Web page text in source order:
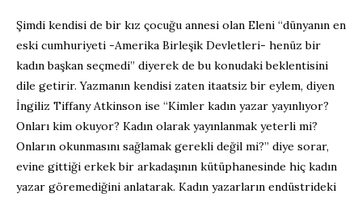
Şimdi kendisi de bir kız çocuğu annesi olan Eleni “dünyanın en
eski cumhuriyeti -Amerika Birleşik Devletleri- henüz bir
kadın başkan seçmedi” diyerek de bu konudaki beklentisini
dile getirir. Yazmanın kendisi zaten itaatsiz bir eylem, diyen
İngiliz Tiffany Atkinson ise “Kimler kadın yazar yayınlıyor?
Onları kim okuyor? Kadın olarak yayınlanmak yeterli mi?
Onların okunmasını sağlamak gerekli değil mi?” diye sorar,
evine gittiği erkek bir arkadaşının kütüphanesinde hiç kadın
yazar göremediğini anlatarak. Kadın yazarların endüstrideki